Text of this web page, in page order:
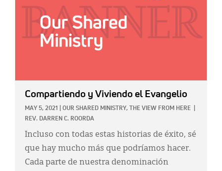
Compartiendo y Viviendo el Evangelio
MAY 5, 2021 OUR SHARED MINISTRY, THE VIEW FROM HERE
REV. DARREN C. ROORDA
Incluso con todas estas historias de éxito, sé
que hay mucho más que podríamos hacer.
Cada parte de nuestra denominación